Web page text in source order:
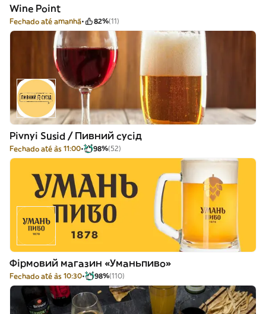
Wine Point
Fechado até amanhã 82%(11)
Pivnyi Susid / Пивний сусід
Fechado até às 11:00 98%(52)
Фірмовий магазин «Уманьпиво»
Fechado até às 10:30 98%(110)